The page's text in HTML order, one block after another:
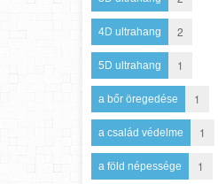
4D ultrahang 2
5D ultrahang 1
a bőr öregedése 1
a család védelme 1
a föld népessége 1